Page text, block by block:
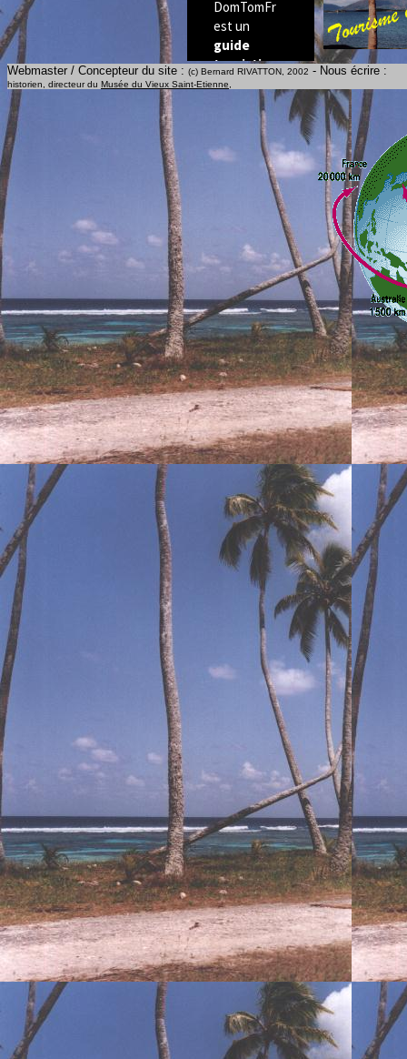
Webmaster / Concepteur du site : (c) Bernard RIVATTON, 2002 - Nous écrire :
historien, directeur du Musée du Vieux Saint-Etienne,